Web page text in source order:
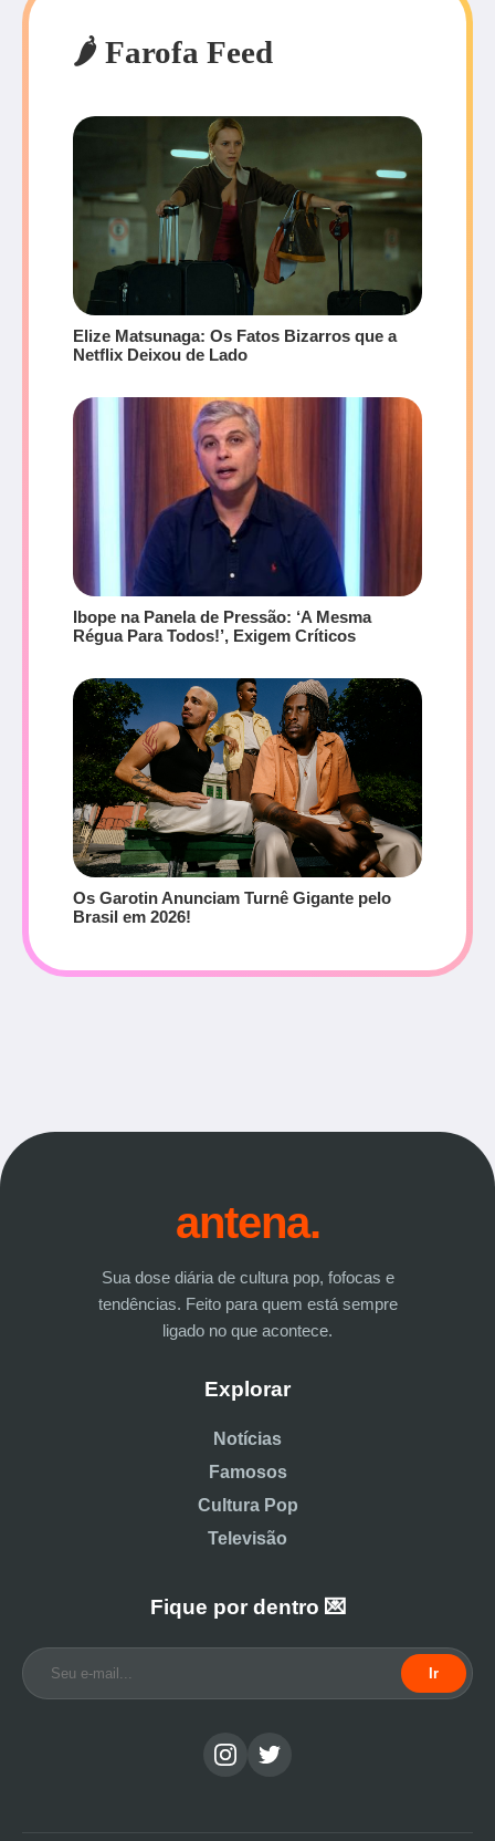
🌶️ Farofa Feed
Elize Matsunaga: Os Fatos Bizarros que a
Netflix Deixou de Lado
Ibope na Panela de Pressão: ‘A Mesma
Régua Para Todos!’, Exigem Críticos
Os Garotin Anunciam Turnê Gigante pelo
Brasil em 2026!
antena.
Sua dose diária de cultura pop, fofocas e
tendências. Feito para quem está sempre
ligado no que acontece.
Explorar
Notícias
Famosos
Cultura Pop
Televisão
Fique por dentro 💌
Ir